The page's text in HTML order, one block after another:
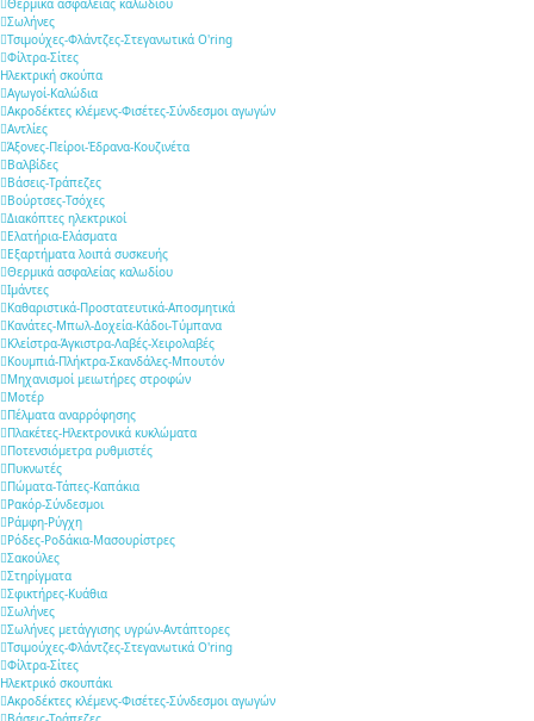
Θερμικά ασφαλείας καλωδίου
Σωλήνες
Τσιμούχες-Φλάντζες-Στεγανωτικά O'ring
Φίλτρα-Σίτες
Ηλεκτρική σκούπα
Αγωγοί-Καλώδια
Ακροδέκτες κλέμενς-Φισέτες-Σύνδεσμοι αγωγών
Αντλίες
Άξονες-Πείροι-Έδρανα-Κουζινέτα
Βαλβίδες
Βάσεις-Τράπεζες
Βούρτσες-Τσόχες
Διακόπτες ηλεκτρικοί
Ελατήρια-Ελάσματα
Εξαρτήματα λοιπά συσκευής
Θερμικά ασφαλείας καλωδίου
Ιμάντες
Καθαριστικά-Προστατευτικά-Αποσμητικά
Κανάτες-Μπωλ-Δοχεία-Κάδοι-Τύμπανα
Κλείστρα-Άγκιστρα-Λαβές-Χειρολαβές
Κουμπιά-Πλήκτρα-Σκανδάλες-Μπουτόν
Μηχανισμοί μειωτήρες στροφών
Μοτέρ
Πέλματα αναρρόφησης
Πλακέτες-Ηλεκτρονικά κυκλώματα
Ποτενσιόμετρα ρυθμιστές
Πυκνωτές
Πώματα-Τάπες-Καπάκια
Ρακόρ-Σύνδεσμοι
Ράμφη-Ρύγχη
Ρόδες-Ροδάκια-Μασουρίστρες
Σακούλες
Στηρίγματα
Σφικτήρες-Κυάθια
Σωλήνες
Σωλήνες μετάγγισης υγρών-Αντάπτορες
Τσιμούχες-Φλάντζες-Στεγανωτικά O'ring
Φίλτρα-Σίτες
Ηλεκτρικό σκουπάκι
Ακροδέκτες κλέμενς-Φισέτες-Σύνδεσμοι αγωγών